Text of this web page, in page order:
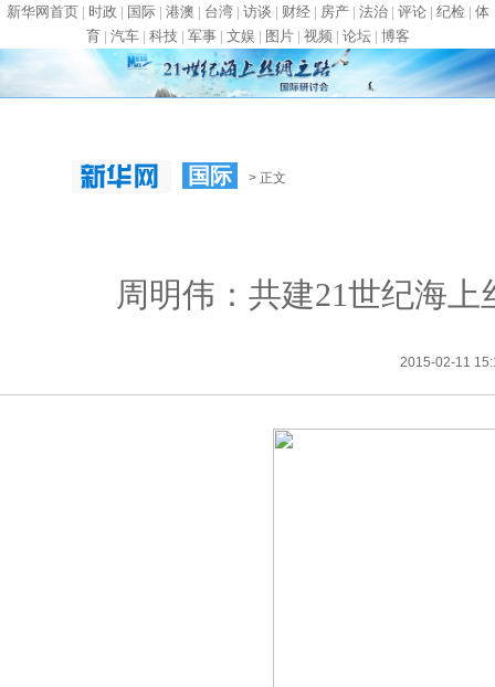
新华网首页| 时政 | 国际| 港澳 | 台湾| 访谈 | 财经| 房产| 法治| 评论| 纪检| 体
育| 汽车| 科技| 军事| 文娱 | 图片| 视频| 论坛| 博客
国际 > 正文
周明伟：共建21世纪海
2015-02-11